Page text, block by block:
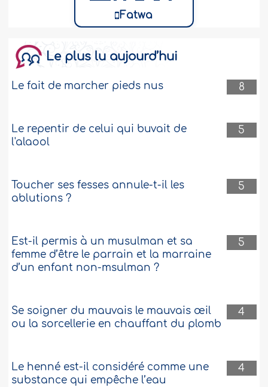
Fatwa
Le plus lu aujourd’hui
8
Le fait de marcher pieds nus
5
Le repentir de celui qui buvait de
l'alaool
5
Toucher ses fesses annule-t-il les
ablutions ?
5
Est-il permis à un musulman et sa
femme d’être le parrain et la marraine
d’un enfant non-msulman ?
4
Se soigner du mauvais le mauvais œil
ou la sorcellerie en chauffant du plomb
4
Le henné est-il considéré comme une
substance qui empêche l’eau